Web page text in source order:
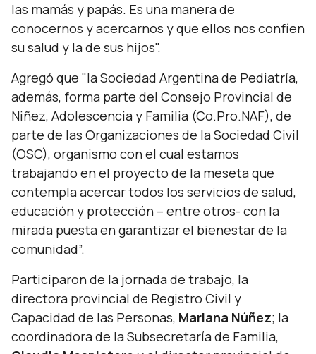
las mamás y papás. Es una manera de
conocernos y acercarnos y que ellos nos confíen
su salud y la de sus hijos".
Agregó que "la Sociedad Argentina de Pediatría,
además, forma parte del Consejo Provincial de
Niñez, Adolescencia y Familia (Co.Pro.NAF), de
parte de las Organizaciones de la Sociedad Civil
(OSC), organismo con el cual estamos
trabajando en el proyecto de la meseta que
contempla acercar todos los servicios de salud,
educación y protección – entre otros- con la
mirada puesta en garantizar el bienestar de la
comunidad”.
Participaron de la jornada de trabajo, la
directora provincial de Registro Civil y
Capacidad de las Personas, Mariana Núñez; la
coordinadora de la Subsecretaría de Familia,